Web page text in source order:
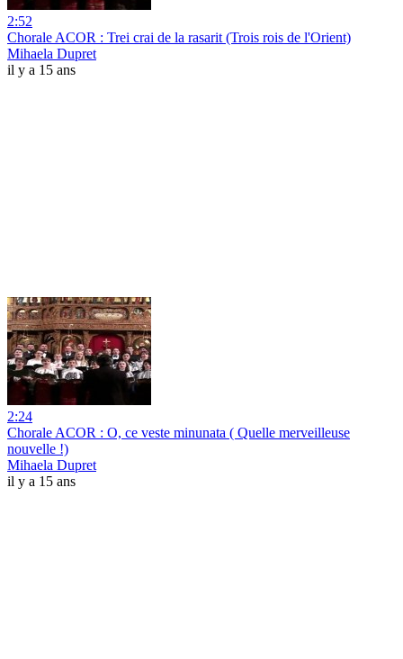
2:52
Chorale ACOR : Trei crai de la rasarit (Trois rois de l'Orient)
Mihaela Dupret
il y a 15 ans
2:24
Chorale ACOR : O, ce veste minunata ( Quelle merveilleuse
nouvelle !)
Mihaela Dupret
il y a 15 ans